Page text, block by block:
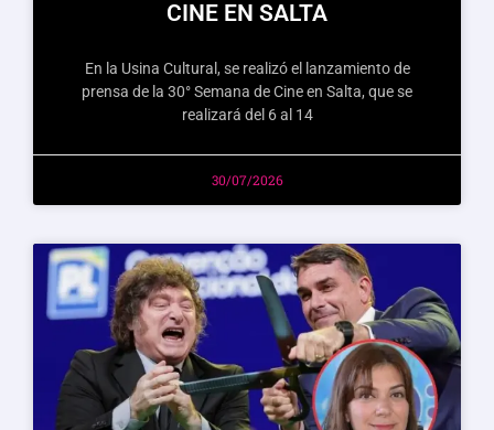
CINE EN SALTA
En la Usina Cultural, se realizó el lanzamiento de
prensa de la 30° Semana de Cine en Salta, que se
realizará del 6 al 14
30/07/2026